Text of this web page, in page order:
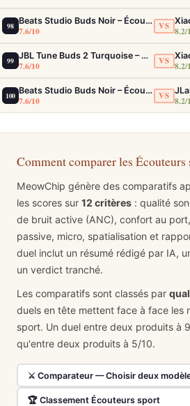
98 Beats Studio Buds Noir – Écouteurs ANC IPX4 Multiplateforme et Appels Clairs
7.6/10 VS 8.2/
99 JBL Tune Buds 2 Turquoise – Écouteurs True Wireless avec ANC et autonomie 48h
7.6/10 VS 8.2/
100 Beats Studio Buds Noir – Écouteurs ANC IPX4 Multiplateforme et Appels Clairs
7.6/10 VS 8.2/
Comment comparer les Écouteurs
MeowChip génère des comparatifs
les scores sur 12 critères : qualité
de bruit active (ANC), confort au
passive, micro, spatialisation et
duel inclut un résumé rédigé par IA,
un verdict tranché.
Les comparatifs sont classés par
duels en tête mettent face à face les
sport. Un duel entre deux produits à
qu'entre deux produits à 5/10.
⚔ Comparateur — Choisir deux
🏆 Classement Écouteurs sport